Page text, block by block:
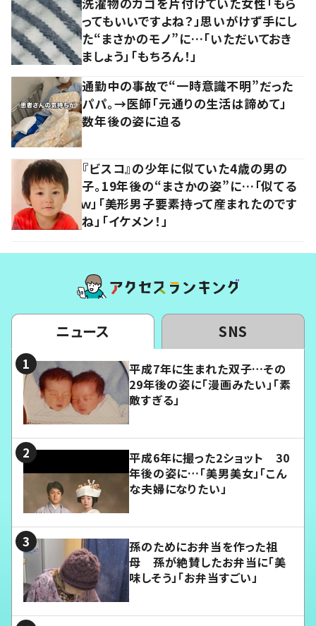
ってもいいですよね？」思いがけず手にし
た“まさかのモノ”に…「いただいておき
ましょう」「もちろん！」
通勤中の事故で“一時意識不明”だった
パパ。→医師「元通りの生活は諦めて」
数年後の姿に迫る
『ビスコ』の少年に似ていた4歳の男の
子。19年後の“まさかの姿”に…「似てる
ｗ」「美形男子要素持って産まれたのです
ね」「イケメン！」
ニュース SNS
平成7年に生まれた双子…その
29年後の姿に「漫画みたい」「素
敵すぎる」
平成6年に撮った2ショット 30
年後の姿に…「美男美女」「こん
な夫婦になりたい」
孫のためにお弁当を作った祖
母 孫が絶賛したお弁当に「美
味しそう」「お弁当すごい」